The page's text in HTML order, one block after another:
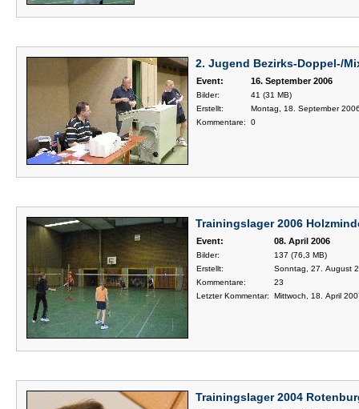
2. Jugend Bezirks-Doppel-/
Event: 16. September 2006
Bilder:
41 (31 MB)
Erstellt:
Montag, 18. September
Kommentare:
0
Trainingslager 2006
Event: 08. April 2006
Bilder:
137 (76,3 MB)
Erstellt:
Sonntag, 27. August
Kommentare:
23
Letzter Kommentar:
Mittwoch, 18. April
Trainingslager 2004